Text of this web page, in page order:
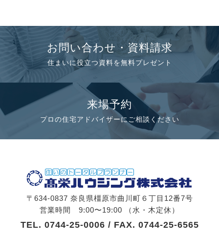
お問い合わせ・資料請求
住まいに役立つ資料を無料プレゼント
来場予約
プロの住宅アドバイザーにご相談ください
〒634-0837 奈良県橿原市曲川町６丁目12番7号
営業時間 9:00〜19:00 （水・木定休）
TEL. 0744-25-0006 / FAX. 0744-25-6565